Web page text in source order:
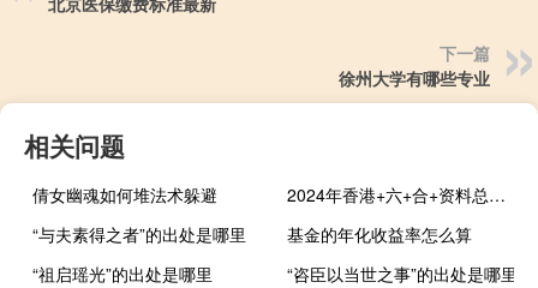
下一篇
徐州大学有哪些专业
相关问题
倩女幽魂如何堆法术躲避
2024年香港+六+合+资料总站_详细解答解释落实_V48.91.86
“与夫素得之者”的出处是哪里
基金的年化收益率怎么算
“祖启瑶光”的出处是哪里
“咨臣以当世之事”的出处是哪里